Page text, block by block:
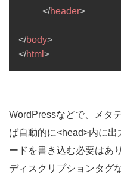
</header>
</body>
</html >
WordPressなどで、メタ
ば自動的に<head>内に
ードを書き込む必要はあ
ディスクリプションタグ